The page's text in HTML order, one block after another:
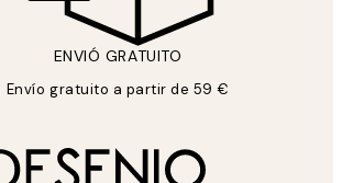
ENVIÓ GRATUITO
Envío gratuito a partir de 59 €